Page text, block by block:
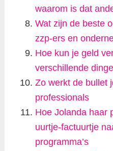
waarom is dat
Wat zijn de beste
zzp-ers en
Hoe kun je geld
verschillende
Zo werkt de bullet
professionals
Hoe Jolanda haar
uurtje-factuurtje
programma’s